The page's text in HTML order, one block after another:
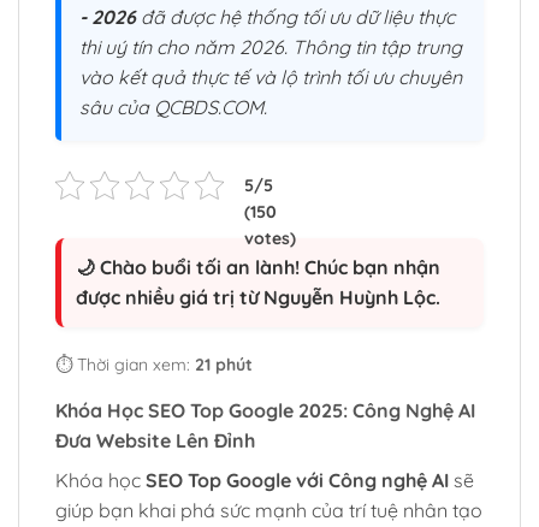
- 2026đã được hệ thống tối ưu dữ liệu thực
thi uý tín cho năm 2026. Thông tin tập trung
vào kết quả thực tế và lộ trình tối ưu chuyên
sâu của QCBDS.COM.
🌙 Chào buổi tối an lành! Chúc bạn nhận
được nhiều giá trị từ Nguyễn Huỳnh Lộc.
⏱️ Thời gian xem: 21 phút
Khóa Học SEO Top Google 2025: Công Nghệ AI
Đưa Website Lên Đỉnh
Khóa học SEO Top Google với Công nghệ AI sẽ
giúp bạn khai phá sức mạnh của trí tuệ nhân tạo